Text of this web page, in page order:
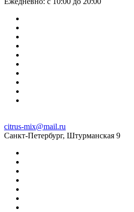
citrus-mix@mail.ru
Санкт-Петербург, Штурманская 9